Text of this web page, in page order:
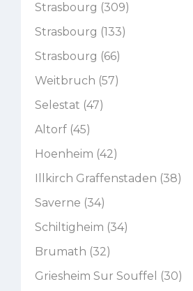
Strasbourg (309)
Strasbourg (133)
Strasbourg (66)
Weitbruch (57)
Selestat (47)
Altorf (45)
Hoenheim (42)
Illkirch Graffenstaden (38)
Saverne (34)
Schiltigheim (34)
Brumath (32)
Griesheim Sur Souffel (30)